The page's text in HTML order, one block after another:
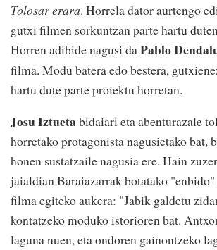
Tolosar erara. Horrela dator aurtengo
gutxi filmen sorkuntzan parte hartu
Horren adibide nagusi daPablo
filma. Modu batera edo bestera,
hartu dute parte proiektu horretan.
Josu Iztuetabidaiari eta abenturazale
horretako protagonista nagusietako bat,
honen sustatzaile nagusia ere. Hain
jaialdian Baraiazarrak botatako
filma egiteko aukera: "Jabik galdetu
kontatzeko moduko istorioren bat.
laguna nuen, eta ondoren gainontzeko